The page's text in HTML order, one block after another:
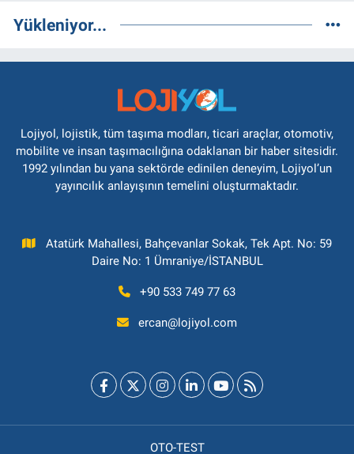
Yükleniyor...
Lojiyol, lojistik, tüm taşıma modları, ticari araçlar, otomotiv,
mobilite ve insan taşımacılığına odaklanan bir haber sitesidir.
1992 yılından bu yana sektörde edinilen deneyim, Lojiyol’un
yayıncılık anlayışının temelini oluşturmaktadır.
Atatürk Mahallesi, Bahçevanlar Sokak, Tek Apt. No: 59
Daire No: 1 Ümraniye/İSTANBUL
+90 533 749 77 63
ercan@lojiyol.com
OTO-TEST